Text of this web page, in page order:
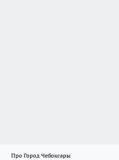
Про Город Чебоксары